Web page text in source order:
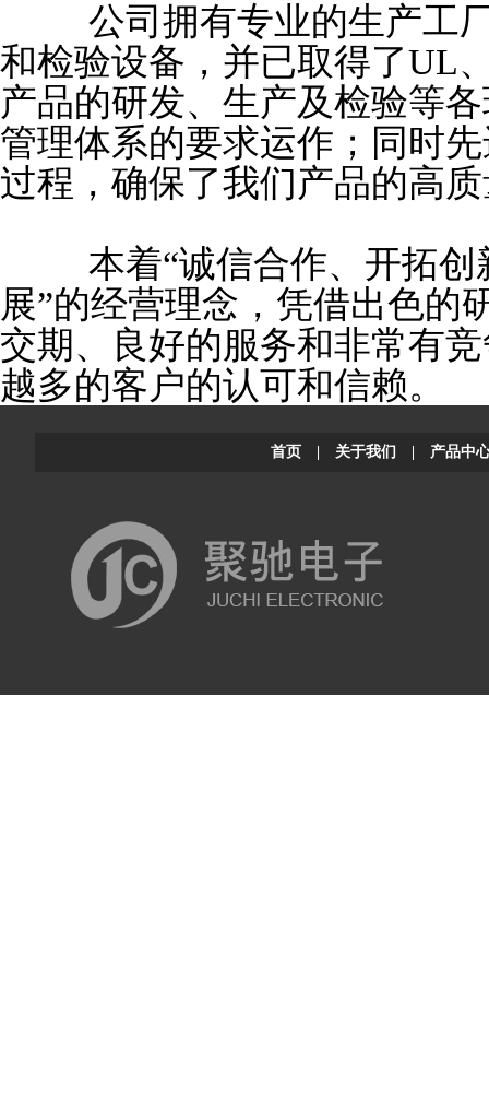
公司拥有专业的生产工厂
和检验设备，并已取得了UL
产品的研发、生产及检验等
管理体系的要求运作；同时
过程，确保了我们产品的高
本着“诚信合作、开拓创
展”的经营理念，凭借出色的
交期、良好的服务和非常有
越多的客户的认可和信赖。
首页| 关于我们 产品中